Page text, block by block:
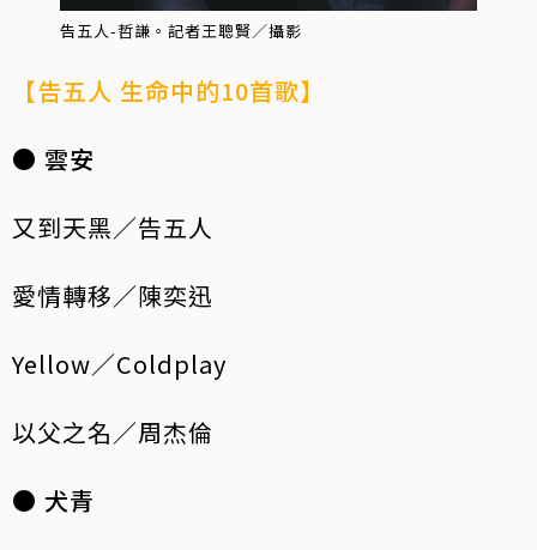
告五人-哲謙。記者王聰賢／攝影
【告五人 生命中的10首歌】
● 雲安
又到天黑／告五人
愛情轉移／陳奕迅
Yellow／Coldplay
以父之名／周杰倫
● 犬青